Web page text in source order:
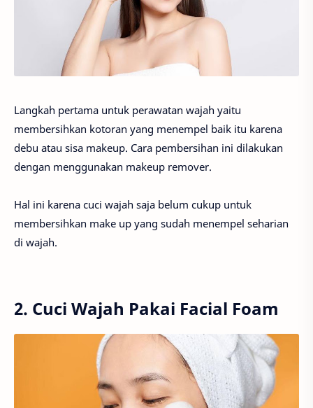
Langkah pertama untuk perawatan wajah yaitu
membersihkan kotoran yang menempel baik itu karena
debu atau sisa makeup. Cara pembersihan ini dilakukan
dengan menggunakan makeup remover.
Hal ini karena cuci wajah saja belum cukup untuk
membersihkan make up yang sudah menempel seharian
di wajah.
2. Cuci Wajah Pakai Facial Foam